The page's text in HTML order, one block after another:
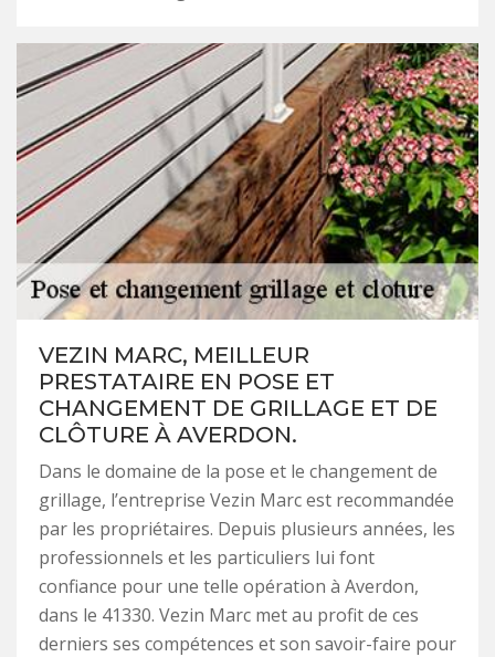
VEZIN MARC, MEILLEUR
PRESTATAIRE EN POSE ET
CHANGEMENT DE GRILLAGE ET DE
CLÔTURE À AVERDON.
Dans le domaine de la pose et le changement de
grillage, l’entreprise Vezin Marc est recommandée
par les propriétaires. Depuis plusieurs années, les
professionnels et les particuliers lui font
confiance pour une telle opération à Averdon,
dans le 41330. Vezin Marc met au profit de ces
derniers ses compétences et son savoir-faire pour